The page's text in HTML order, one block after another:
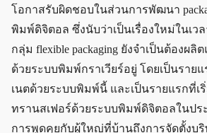
โอกาสรับผิดชอบในส่วนการพัฒนา
พิมพ์ดิจิตอล ซึ่งนับว่าเป็นเรื่องใหม่ในเว
กลุ่ม flexible packaging ยังจำเป็นต้องผลิต
ด้วยระบบพิมพ์กราเวียร์อยู่ โดยเป็นราย
เนตด้วยระบบพิมพ์นี้ และเป็นรายแรกที่เ
ทรานสเฟอร์ด้วยระบบพิมพ์ดิจิตอลในปร
การพูดคุยกับผู้ใหญ่ที่บ้านถึงการจัดตั้งบริ